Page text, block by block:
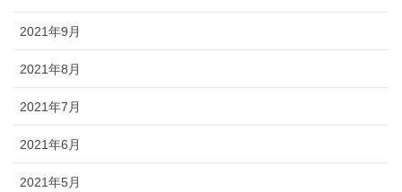
2021年9月
2021年8月
2021年7月
2021年6月
2021年5月